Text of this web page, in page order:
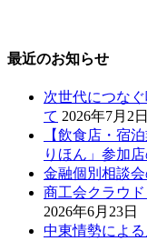
最近のお知らせ
次世代につな
て 2026年7月2日
【飲食店・宿
りほん」参加
金融個別相談
商工会クラウ
2026年6月23日
中東情勢によ